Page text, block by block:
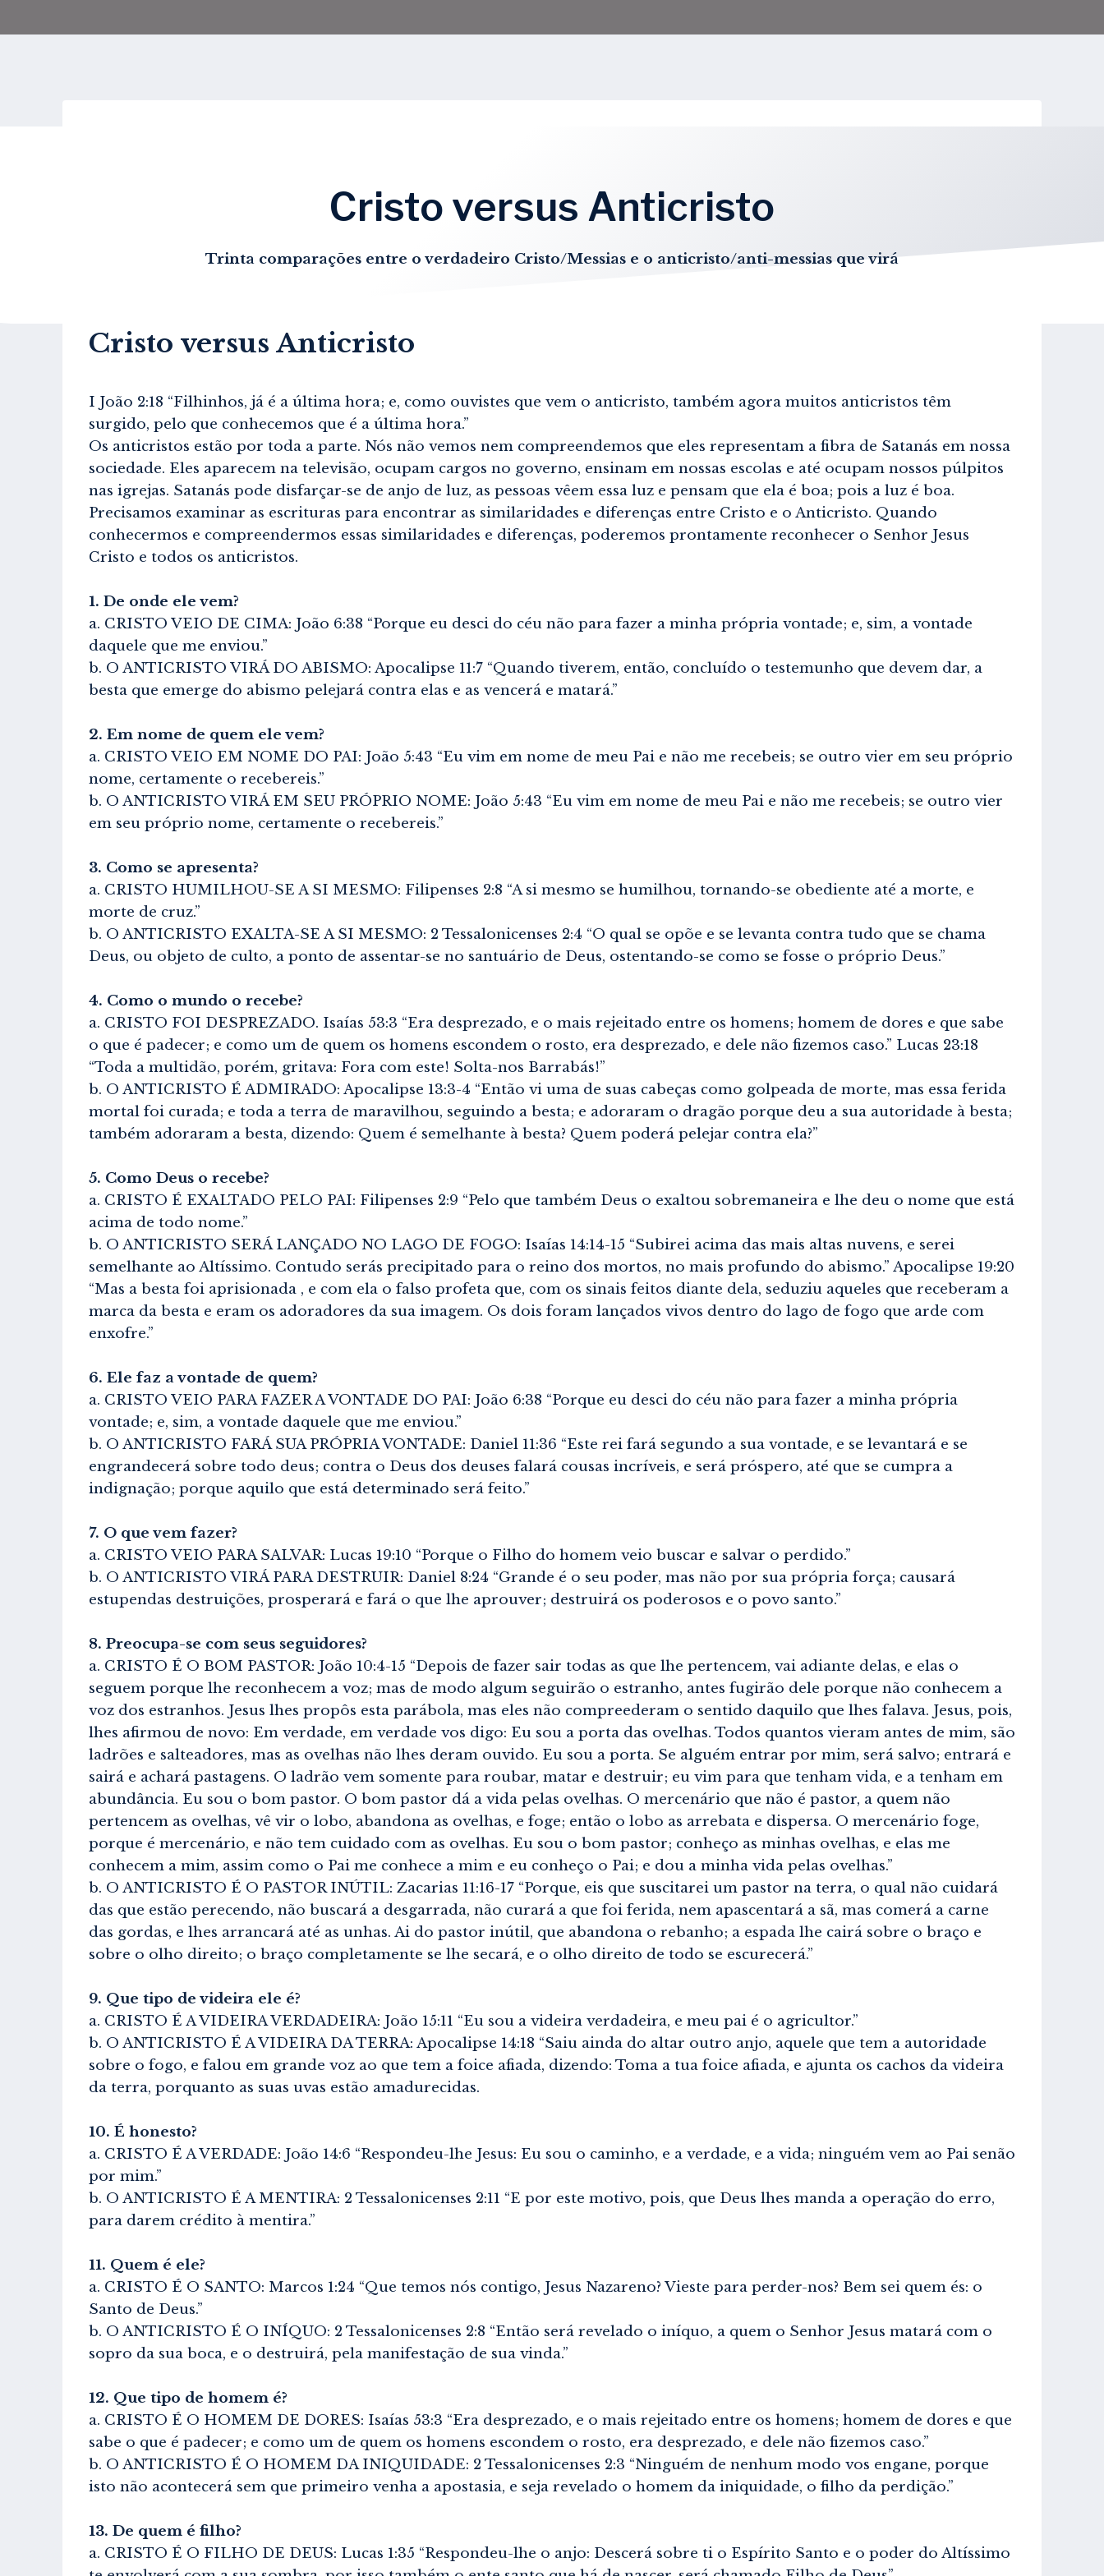
Cristo versus Anticristo
Trinta comparações entre o verdadeiro Cristo/Messias e o anticristo/anti-messias que virá
Cristo versus Anticristo
I João 2:18 “Filhinhos, já é a última hora; e, como ouvistes que vem o anticristo, também agora muitos anticristos têm
surgido, pelo que conhecemos que é a última hora.”
Os anticristos estão por toda a parte. Nós não vemos nem compreendemos que eles representam a fibra de Satanás em nossa
sociedade. Eles aparecem na televisão, ocupam cargos no governo, ensinam em nossas escolas e até ocupam nossos púlpitos
nas igrejas. Satanás pode disfarçar-se de anjo de luz, as pessoas vêem essa luz e pensam que ela é boa; pois a luz é boa.
Precisamos examinar as escrituras para encontrar as similaridades e diferenças entre Cristo e o Anticristo. Quando
conhecermos e compreendermos essas similaridades e diferenças, poderemos prontamente reconhecer o Senhor Jesus
Cristo e todos os anticristos.
1. De onde ele vem?
a. CRISTO VEIO DE CIMA: João 6:38 “Porque eu desci do céu não para fazer a minha própria vontade; e, sim, a vontade
daquele que me enviou.”
b. O ANTICRISTO VIRÁ DO ABISMO: Apocalipse 11:7 “Quando tiverem, então, concluído o testemunho que devem dar, a
besta que emerge do abismo pelejará contra elas e as vencerá e matará.”
2. Em nome de quem ele vem?
a. CRISTO VEIO EM NOME DO PAI: João 5:43 “Eu vim em nome de meu Pai e não me recebeis; se outro vier em seu próprio
nome, certamente o recebereis.”
b. O ANTICRISTO VIRÁ EM SEU PRÓPRIO NOME: João 5:43 “Eu vim em nome de meu Pai e não me recebeis; se outro vier
em seu próprio nome, certamente o recebereis.”
3. Como se apresenta?
a. CRISTO HUMILHOU-SE A SI MESMO: Filipenses 2:8 “A si mesmo se humilhou, tornando-se obediente até a morte, e
morte de cruz.”
b. O ANTICRISTO EXALTA-SE A SI MESMO: 2 Tessalonicenses 2:4 “O qual se opõe e se levanta contra tudo que se chama
Deus, ou objeto de culto, a ponto de assentar-se no santuário de Deus, ostentando-se como se fosse o próprio Deus.”
4. Como o mundo o recebe?
a. CRISTO FOI DESPREZADO. Isaías 53:3 “Era desprezado, e o mais rejeitado entre os homens; homem de dores e que sabe
o que é padecer; e como um de quem os homens escondem o rosto, era desprezado, e dele não fizemos caso.” Lucas 23:18
“Toda a multidão, porém, gritava: Fora com este! Solta-nos Barrabás!”
b. O ANTICRISTO É ADMIRADO: Apocalipse 13:3-4 “Então vi uma de suas cabeças como golpeada de morte, mas essa ferida
mortal foi curada; e toda a terra de maravilhou, seguindo a besta; e adoraram o dragão porque deu a sua autoridade à besta;
também adoraram a besta, dizendo: Quem é semelhante à besta? Quem poderá pelejar contra ela?”
5. Como Deus o recebe?
a. CRISTO É EXALTADO PELO PAI: Filipenses 2:9 “Pelo que também Deus o exaltou sobremaneira e lhe deu o nome que está
acima de todo nome.”
b. O ANTICRISTO SERÁ LANÇADO NO LAGO DE FOGO: Isaías 14:14-15 “Subirei acima das mais altas nuvens, e serei
semelhante ao Altíssimo. Contudo serás precipitado para o reino dos mortos, no mais profundo do abismo.” Apocalipse 19:20
“Mas a besta foi aprisionada , e com ela o falso profeta que, com os sinais feitos diante dela, seduziu aqueles que receberam a
marca da besta e eram os adoradores da sua imagem. Os dois foram lançados vivos dentro do lago de fogo que arde com
enxofre.”
6. Ele faz a vontade de quem?
a. CRISTO VEIO PARA FAZER A VONTADE DO PAI: João 6:38 “Porque eu desci do céu não para fazer a minha própria
vontade; e, sim, a vontade daquele que me enviou.”
b. O ANTICRISTO FARÁ SUA PRÓPRIA VONTADE: Daniel 11:36 “Este rei fará segundo a sua vontade, e se levantará e se
engrandecerá sobre todo deus; contra o Deus dos deuses falará cousas incríveis, e será próspero, até que se cumpra a
indignação; porque aquilo que está determinado será feito.”
7. O que vem fazer?
a. CRISTO VEIO PARA SALVAR: Lucas 19:10 “Porque o Filho do homem veio buscar e salvar o perdido.”
b. O ANTICRISTO VIRÁ PARA DESTRUIR: Daniel 8:24 “Grande é o seu poder, mas não por sua própria força; causará
estupendas destruições, prosperará e fará o que lhe aprouver; destruirá os poderosos e o povo santo.”
8. Preocupa-se com seus seguidores?
a. CRISTO É O BOM PASTOR: João 10:4-15 “Depois de fazer sair todas as que lhe pertencem, vai adiante delas, e elas o
seguem porque lhe reconhecem a voz; mas de modo algum seguirão o estranho, antes fugirão dele porque não conhecem a
voz dos estranhos. Jesus lhes propôs esta parábola, mas eles não compreederam o sentido daquilo que lhes falava. Jesus, pois,
lhes afirmou de novo: Em verdade, em verdade vos digo: Eu sou a porta das ovelhas. Todos quantos vieram antes de mim, são
ladrões e salteadores, mas as ovelhas não lhes deram ouvido. Eu sou a porta. Se alguém entrar por mim, será salvo; entrará e
sairá e achará pastagens. O ladrão vem somente para roubar, matar e destruir; eu vim para que tenham vida, e a tenham em
abundância. Eu sou o bom pastor. O bom pastor dá a vida pelas ovelhas. O mercenário que não é pastor, a quem não
pertencem as ovelhas, vê vir o lobo, abandona as ovelhas, e foge; então o lobo as arrebata e dispersa. O mercenário foge,
porque é mercenário, e não tem cuidado com as ovelhas. Eu sou o bom pastor; conheço as minhas ovelhas, e elas me
conhecem a mim, assim como o Pai me conhece a mim e eu conheço o Pai; e dou a minha vida pelas ovelhas.”
b. O ANTICRISTO É O PASTOR INÚTIL: Zacarias 11:16-17 “Porque, eis que suscitarei um pastor na terra, o qual não cuidará
das que estão perecendo, não buscará a desgarrada, não curará a que foi ferida, nem apascentará a sã, mas comerá a carne
das gordas, e lhes arrancará até as unhas. Ai do pastor inútil, que abandona o rebanho; a espada lhe cairá sobre o braço e
sobre o olho direito; o braço completamente se lhe secará, e o olho direito de todo se escurecerá.”
9. Que tipo de videira ele é?
a. CRISTO É A VIDEIRA VERDADEIRA: João 15:11 “Eu sou a videira verdadeira, e meu pai é o agricultor.”
b. O ANTICRISTO É A VIDEIRA DA TERRA: Apocalipse 14:18 “Saiu ainda do altar outro anjo, aquele que tem a autoridade
sobre o fogo, e falou em grande voz ao que tem a foice afiada, dizendo: Toma a tua foice afiada, e ajunta os cachos da videira
da terra, porquanto as suas uvas estão amadurecidas.
10. É honesto?
a. CRISTO É A VERDADE: João 14:6 “Respondeu-lhe Jesus: Eu sou o caminho, e a verdade, e a vida; ninguém vem ao Pai senão
por mim.”
b. O ANTICRISTO É A MENTIRA: 2 Tessalonicenses 2:11 “E por este motivo, pois, que Deus lhes manda a operação do erro,
para darem crédito à mentira.”
11. Quem é ele?
a. CRISTO É O SANTO: Marcos 1:24 “Que temos nós contigo, Jesus Nazareno? Vieste para perder-nos? Bem sei quem és: o
Santo de Deus.”
b. O ANTICRISTO É O INÍQUO: 2 Tessalonicenses 2:8 “Então será revelado o iníquo, a quem o Senhor Jesus matará com o
sopro da sua boca, e o destruirá, pela manifestação de sua vinda.”
12. Que tipo de homem é?
a. CRISTO É O HOMEM DE DORES: Isaías 53:3 “Era desprezado, e o mais rejeitado entre os homens; homem de dores e que
sabe o que é padecer; e como um de quem os homens escondem o rosto, era desprezado, e dele não fizemos caso.”
b. O ANTICRISTO É O HOMEM DA INIQUIDADE: 2 Tessalonicenses 2:3 “Ninguém de nenhum modo vos engane, porque
isto não acontecerá sem que primeiro venha a apostasia, e seja revelado o homem da iniquidade, o filho da perdição.”
13. De quem é filho?
a. CRISTO É O FILHO DE DEUS: Lucas 1:35 “Respondeu-lhe o anjo: Descerá sobre ti o Espírito Santo e o poder do Altíssimo